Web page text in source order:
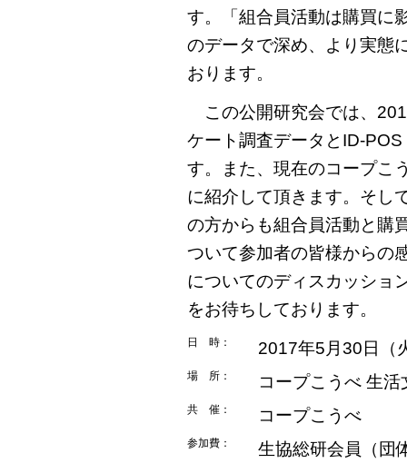
す。「組合員活動は購買に
のデータで深め、より実態
おります。
この公開研究会では、
ケート調査データとID-
す。また、現在のコープこ
に紹介して頂きます。そし
の方からも組合員活動と購
ついて参加者の皆様からの
についてのディスカッショ
をお待ちしております。
日 時： 2017年5月30日
場 所： コープこうべ 生
共 催： コープこうべ
参加費：
生協総研会員（